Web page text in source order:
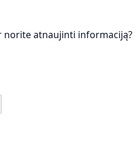
norite atnaujinti informaciją?